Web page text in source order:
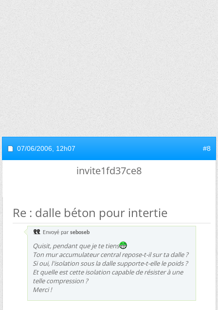
07/06/2006, 12h07 #8
invite1fd37ce8
Re : dalle béton pour intertie
Envoyé par seboseb
Quisit, pendant que je te tiens
Ton mur accumulateur central repose-t-il sur ta dalle ?
Si oui, l'isolation sous la dalle supporte-t-elle le poids ?
Et quelle est cette isolation capable de résister à une
telle compression ?
Merci !